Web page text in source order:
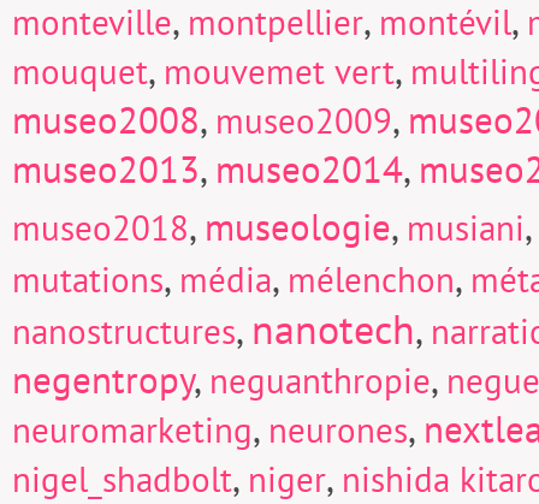
monteville, montpellier, montévil,
mouquet, mouvemet vert,
museo2008, museo2009,
museo2013, museo2014,
museo2018, museologie, musiani,
mutations, média, mélenchon,
nanostructures, nanotech,
negentropy, neguanthropie,
neuromarketing, neurones,
nigel_shadbolt, niger, nishida